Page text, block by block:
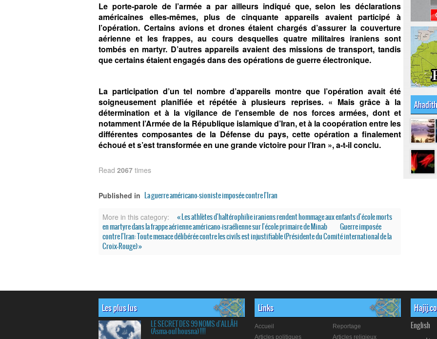
Le porte‑parole de l’armée a par ailleurs indiqué que, selon les déclarations
américaines elles‑mêmes, plus de cinquante appareils avaient participé à
l’opération. Certains avions et drones étaient chargés d’assurer la couverture
aérienne et les frappes, au cours desquelles quatre militaires iraniens sont
tombés en martyr. D’autres appareils avaient des missions de transport, tandis
que certains étaient engagés dans des opérations de guerre électronique.
La participation d’un tel nombre d’appareils montre que l’opération avait été
soigneusement planifiée et répétée à plusieurs reprises. « Mais grâce à la
détermination et à la vigilance de l'ensemble de nos forces armées, dont et
notamment l’Armée de la République islamique d’Iran, et à la coopération entre les
différentes composantes de la Défense du pays, cette opération a finalement
échoué et s’est transformée en une grande victoire pour l’Iran », a‑t‑il conclu.
Read 2067 times
Published in La guerre américano-sioniste imposée contre l'Iran
More in this category:
« Les athlètes d'haltérophilie iraniens rendent hommage aux enfants d'école morts
en martyre dans la frappe aérienne américano-israélienne sur l'école primaire de Minab
Guerre imposée
contre l'Iran: Toute menace délibérée contre les civils est injustifiable (Présidente du Comité international de la
Croix‑Rouge) »
Ahadith
Les plus lus
LE SECRET DES 99 NOMS d'ALLÂH
(Asma-oul housna) !!!!
Links
Accueil
Reportage
Articles politiques
Articles religieux
English